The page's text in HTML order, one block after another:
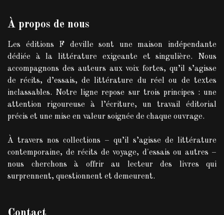
À propos de nous
Les éditions F deville sont une maison indépendante
dédiée à la littérature exigeante et singulière. Nous
accompagnons des auteurs aux voix fortes, qu’il s’agisse
de récits, d’essais, de littérature du réel ou de textes
inclassables. Notre ligne repose sur trois principes : une
attention rigoureuse à l’écriture, un travail éditorial
précis et une mise en valeur soignée de chaque ouvrage.
À travers nos collections – qu’il s’agisse de littérature
contemporaine, de récits de voyage, d'essais ou autres –
nous cherchons à offrir au lecteur des livres qui
surprennent, questionnent et demeurent.